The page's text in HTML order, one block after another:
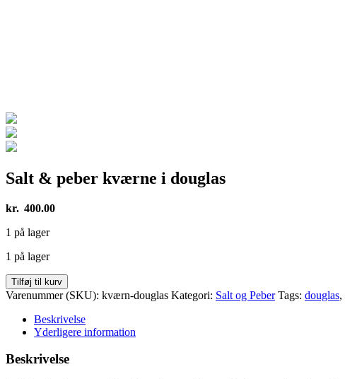
Salt & peber kværne i douglas
kr. 400.00
1 på lager
1 på lager
Salt
&
kværne
antal
Tilføj til kurv
Varenummer (SKU): kværn-douglas Kategori: Salt og Peber Tags: douglas,
Beskrivelse
Yderligere information
Beskrivelse